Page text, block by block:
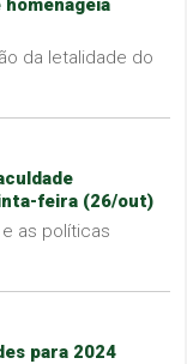
da letalidade do
feira (26/out)
as políticas
para 2024